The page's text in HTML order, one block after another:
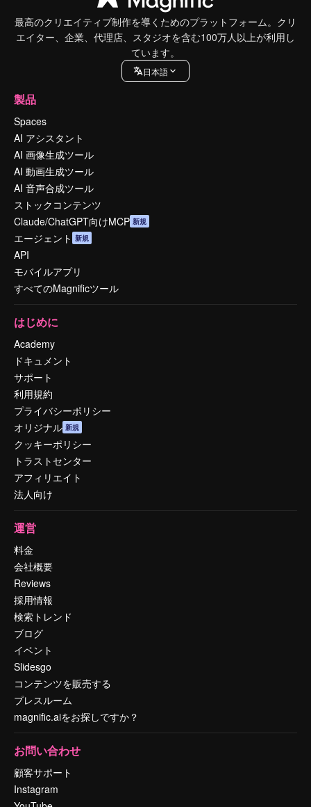
最高のクリエイティブ制作を導くためのプラットフォーム。クリ
エイター、企業、代理店、スタジオを含む100万人以上が利用し
ています。
日本語
製品
Spaces
AI アシスタント
AI 画像生成ツール
AI 動画生成ツール
AI 音声合成ツール
ストックコンテンツ
Claude/ChatGPT向けMCP 新規
エージェント 新規
API
モバイルアプリ
すべてのMagnificツール
はじめに
Academy
ドキュメント
サポート
利用規約
プライバシーポリシー
オリジナル 新規
クッキーポリシー
トラストセンター
アフィリエイト
法人向け
運営
料金
会社概要
Reviews
採用情報
検索トレンド
ブログ
イベント
Slidesgo
コンテンツを販売する
プレスルーム
magnific.aiをお探しですか？
お問い合わせ
顧客サポート
Instagram